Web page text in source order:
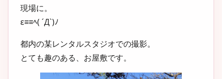
現場に。
ε≡≡ﾍ( ´Д`)ﾉ
都内の某レンタルスタジオでの撮影。
とても趣のある、お屋敷です。